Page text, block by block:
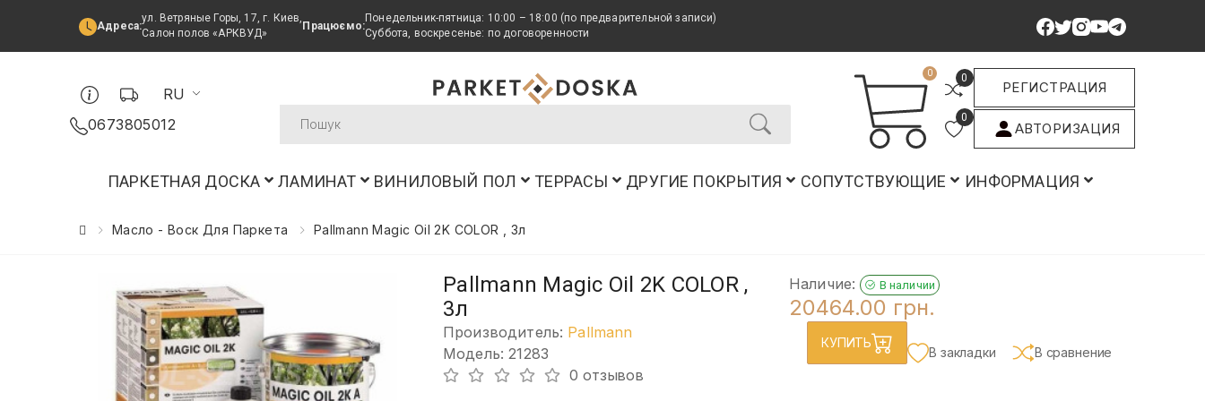
Адреса:
ул. Ветряные Горы, 17, г. Киев,
Салон полов «АРКВУД»
Працюємо:
Понедельник-пятница: 10:00 – 18:00 (по предварительной записи)
Суббота, воскресенье: по договоренности
RU
0673805012
0 0
0
РЕГИСТРАЦИЯ
АВТОРИЗАЦИЯ
ПАРКЕТНАЯ ДОСКА ЛАМИНАТ ВИНИЛОВЫЙ ПОЛ ТЕРРАСЫ ДРУГИЕ ПОКРЫТИЯ СОПУТСТВУЮЩИЕ ИНФОРМАЦИЯ
Масло - Воск Для Паркета Pallmann Magic Oil 2K COLOR , 3л
Pallmann Magic Oil 2K COLOR ,
3л
Производитель: Pallmann
Модель: 21283
0 отзывов
Наличие: В наличии
20464.00 грн.
КУПИТЬ
В закладки В сравнение